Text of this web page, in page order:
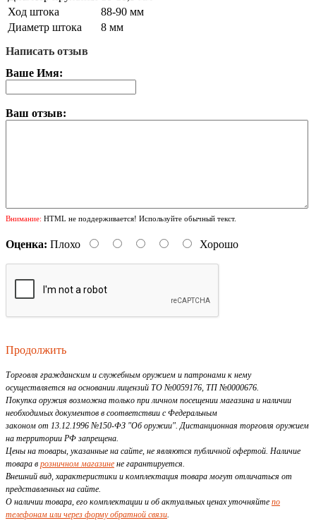
Ход штока
88-90 мм
Диаметр штока
8 мм
Написать отзыв
Ваше Имя:
Ваш отзыв:
Внимание: HTML не поддерживается! Используйте обычный текст.
Оценка: Плохо Хорошо
Продолжить
Торговля гражданским и служебным оружием и патронами к нему
осуществляется на основании лицензий ТО №0059176, ТП №0000676.
Покупка оружия возможна только при личном посещении магазина и наличии
необходимых документов в соответствии с Федеральным
законом от 13.12.1996 №150-ФЗ "Об оружии". Дистанционная торговля оружием
на территории РФ запрещена.
Цены на товары, указанные на сайте, не являются публичной офертой. Наличие
товара в розничном магазине не гарантируется.
Внешний вид, характеристики и комплектация товара могут отличаться от
представленных на сайте.
О наличии товара, его комплектации и об актуальных ценах уточняйте по
телефонам или через форму обратной связи.